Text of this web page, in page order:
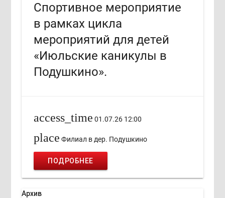
Спортивное мероприятие
в рамках цикла
мероприятий для детей
«Июльские каникулы в
Подушкино».
access_time 01.07.26 12:00
place Филиал в дер. Подушкино
ПОДРОБНЕЕ
Архив